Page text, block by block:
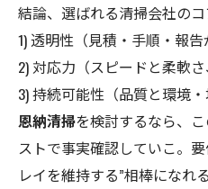
結論、選ばれる清掃会社のコ
1) 透明性（見積・手順・報告
2) 対応力（スピードと柔軟さ
3) 持続可能性（品質と環境・
恩納清掃を検討するなら、
ストで事実確認していこ。
レイを維持する”相棒になれ